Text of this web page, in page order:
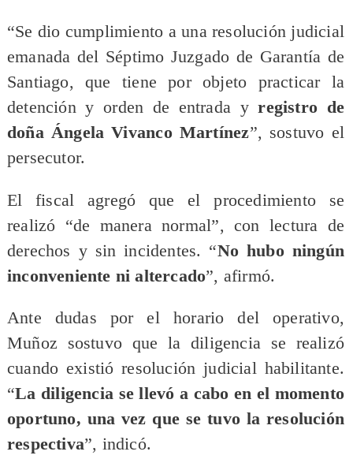
“Se dio cumplimiento a una resolución judicial
emanada del Séptimo Juzgado de Garantía de
Santiago, que tiene por objeto practicar la
detención y orden de entrada yregistro de
doña Ángela Vivanco Martínez”, sostuvo el
persecutor.
El fiscal agregó que el procedimiento se
realizó “de manera normal”, con lectura de
derechos y sin incidentes. “No hubo ningún
inconveniente ni altercado”, afirmó.
Ante dudas por el horario del operativo,
Muñoz sostuvo que la diligencia se realizó
cuando existió resolución judicial habilitante.
“La diligencia se llevó a cabo en el momento
oportuno, una vez que se tuvo la resolución
respectiva”, indicó.